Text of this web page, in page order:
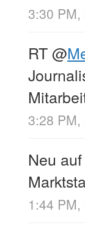
3:30
RT@
3:28
Neu
1:44